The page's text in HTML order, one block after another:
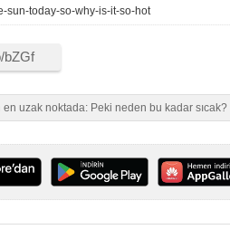
sun-today-so-why-is-it-so-hot
uzak noktada: Peki neden bu kadar sıcak?